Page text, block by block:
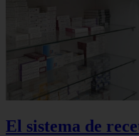
El sistema de